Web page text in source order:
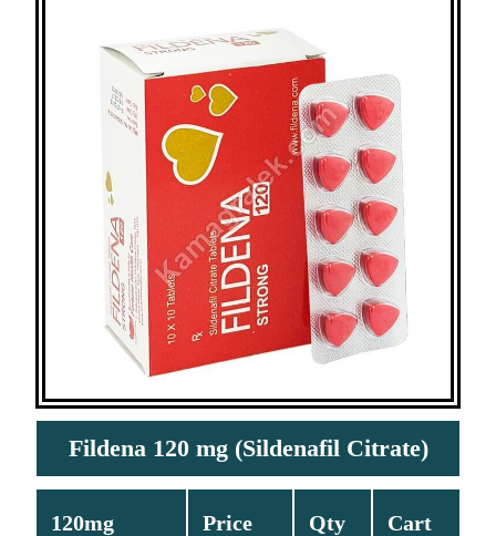
Fildena 120 mg (Sildenafil Citrate)
120mg Price Qty Cart